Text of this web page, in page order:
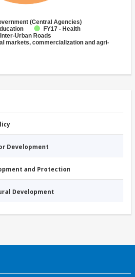
(Central Agencies)
FY17 - Health
Urban Roads
markets, commercialization and agri-
Development
and Protection
Development